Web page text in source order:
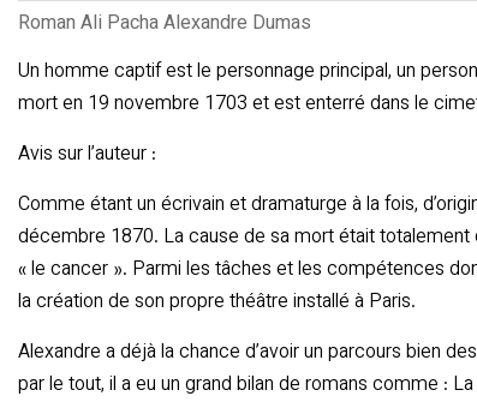
Roman Ali Pacha Alexandre Dumas
Un homme captif est le personnage principal, un
mort en 19 novembre 1703 et est enterré dans le
Avis sur l’auteur :
Comme étant un écrivain et dramaturge à la fois,
décembre 1870. La cause de sa mort était totalement
« le cancer ». Parmi les tâches et les compétences
la création de son propre théâtre installé à Paris.
Alexandre a déjà la chance d’avoir un parcours bien
par le tout, il a eu un grand bilan de romans comme :